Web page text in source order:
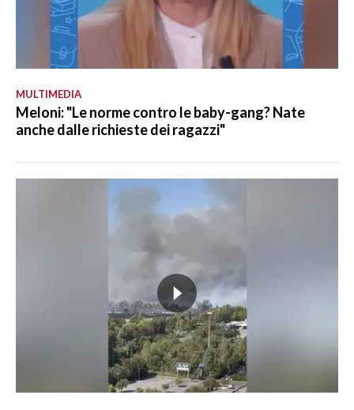
MULTIMEDIA
Meloni: "Le norme contro le baby-gang? Nate
anche dalle richieste dei ragazzi"